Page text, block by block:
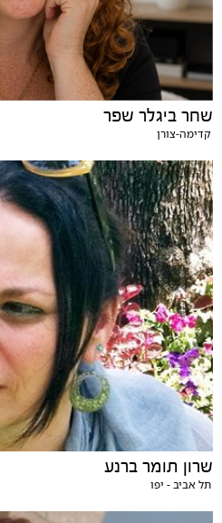
שחר ביגלר שפר
קדימה-צורן
שרון תומר ברנע
תל אביב - יפו